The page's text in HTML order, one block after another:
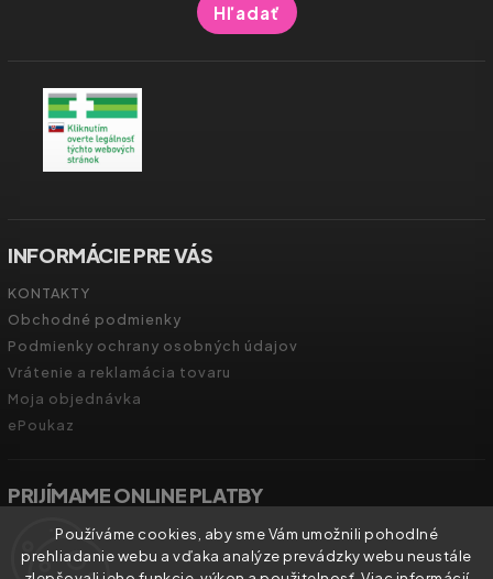
Používáme cookies, aby sme Vám umožnili pohodlné
prehliadanie webu a vďaka analýze prevádzky webu neustále
Hľadať
INFORMÁCIE PRE VÁS
KONTAKTY
Obchodné podmienky
Podmienky ochrany osobných údajov
Vrátenie a reklamácia tovaru
Moja objednávka
ePoukaz
PRIJÍMAME ONLINE PLATBY